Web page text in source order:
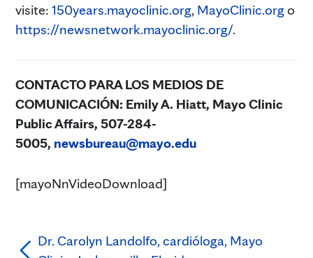
visite: 150years.mayoclinic.org, MayoClinic.orgo
https://newsnetwork.mayoclinic.org/.
CONTACTO PARA LOS MEDIOS DE
COMUNICACIÓN: Emily A. Hiatt, Mayo Clinic
Public Affairs, 507-284-
5005, newsbureau@mayo.edu
[mayoNnVideoDownload]
Dr. Carolyn Landolfo, cardióloga, Mayo